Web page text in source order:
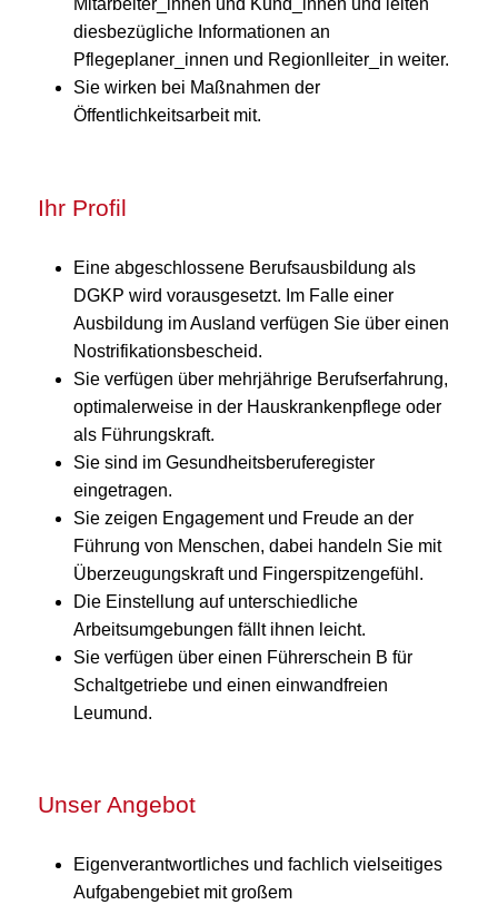
Mitarbeiter_innen und Kund_innen und leiten
diesbezügliche Informationen an
Pflegeplaner_innen und Regionlleiter_in weiter.
Sie wirken bei Maßnahmen der
Öffentlichkeitsarbeit mit.
Ihr Profil
Eine abgeschlossene Berufsausbildung als
DGKP wird vorausgesetzt. Im Falle einer
Ausbildung im Ausland verfügen Sie über einen
Nostrifikationsbescheid.
Sie verfügen über mehrjährige Berufserfahrung,
optimalerweise in der Hauskrankenpflege oder
als Führungskraft.
Sie sind im Gesundheitsberuferegister
eingetragen.
Sie zeigen Engagement und Freude an der
Führung von Menschen, dabei handeln Sie mit
Überzeugungskraft und Fingerspitzengefühl.
Die Einstellung auf unterschiedliche
Arbeitsumgebungen fällt ihnen leicht.
Sie verfügen über einen Führerschein B für
Schaltgetriebe und einen einwandfreien
Leumund.
Unser Angebot
Eigenverantwortliches und fachlich vielseitiges
Aufgabengebiet mit großem